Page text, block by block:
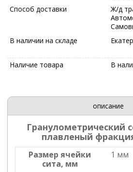
Способ доставки
Ж/д
В наличии на складе
Наличие товара В
описание
Гранулометрический
плавленый
Размер ячейки
сита, мм
1 мм